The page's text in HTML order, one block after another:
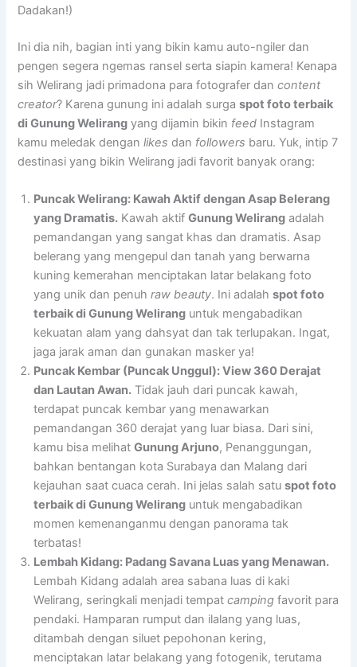
Dadakan!)
Ini dia nih, bagian inti yang bikin kamu auto-ngiler dan
pengen segera ngemas ransel serta siapin kamera! Kenapa
sih Welirang jadi primadona para fotografer dancontent
creator? Karena gunung ini adalah surgaspot foto terbaik
di Gunung Welirang yang dijamin bikin feed Instagram
kamu meledak denganlikes dan followers baru. Yuk, intip 7
destinasi yang bikin Welirang jadi favorit banyak orang:
Puncak Welirang: Kawah Aktif dengan Asap Belerang
yang Dramatis. Kawah aktifGunung Welirang adalah
pemandangan yang sangat khas dan dramatis. Asap
belerang yang mengepul dan tanah yang berwarna
kuning kemerahan menciptakan latar belakang foto
yang unik dan penuhraw beauty. Ini adalahspot foto
terbaik di Gunung Welirang untuk mengabadikan
kekuatan alam yang dahsyat dan tak terlupakan. Ingat,
jaga jarak aman dan gunakan masker ya!
Puncak Kembar (Puncak Unggul): View 360 Derajat
dan Lautan Awan. Tidak jauh dari puncak kawah,
terdapat puncak kembar yang menawarkan
pemandangan 360 derajat yang luar biasa. Dari sini,
kamu bisa melihatGunung Arjuno, Penanggungan,
bahkan bentangan kota Surabaya dan Malang dari
kejauhan saat cuaca cerah. Ini jelas salah satuspot foto
terbaik di Gunung Welirang untuk mengabadikan
momen kemenanganmu dengan panorama tak
terbatas!
Lembah Kidang: Padang Savana Luas yang Menawan.
Lembah Kidang adalah area sabana luas di kaki
Welirang, seringkali menjadi tempatcamping favorit para
pendaki. Hamparan rumput dan ilalang yang luas,
ditambah dengan siluet pepohonan kering,
menciptakan latar belakang yang fotogenik, terutama